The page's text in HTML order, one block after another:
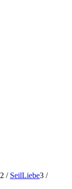
2 / SeilLiebe3 /